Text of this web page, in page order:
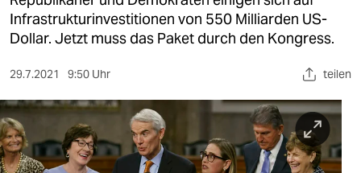
öko
sport
berlin
Infrastrukturinvestitionen von 550 Milliarden US-
Dollar. Jetzt muss das Paket durch den Kongress.
29.7.2021 9:50 Uhr teilen